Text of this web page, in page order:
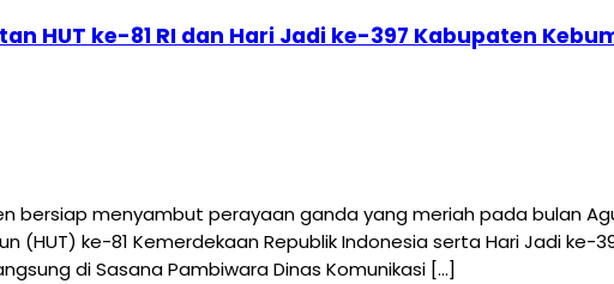
HUT ke-81 RI dan Hari Jadi ke-397 Kabupaten
bersiap menyambut perayaan ganda yang meriah pada bulan
(HUT) ke-81 Kemerdekaan Republik Indonesia serta Hari Jadi ke-
di Sasana Pambiwara Dinas Komunikasi […]